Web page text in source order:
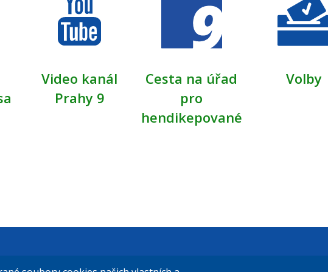
Video kanál
Prahy 9
Cesta na úřad
pro
hendikepované
Volby
část Praha 9 El. podatelna (s el. podpisem):